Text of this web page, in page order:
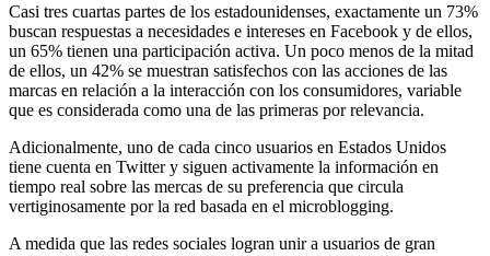
Casi tres cuartas partes de los estadounidenses, exactamente un 73%
buscan respuestas a necesidades e intereses en Facebook y de ellos,
un 65% tienen una participación activa. Un poco menos de la mitad
de ellos, un 42% se muestran satisfechos con las acciones de las
marcas en relación a la interacción con los consumidores, variable
que es considerada como una de las primeras por relevancia.
Adicionalmente, uno de cada cinco usuarios en Estados Unidos
tiene cuenta en Twitter y siguen activamente la información en
tiempo real sobre las mercas de su preferencia que circula
vertiginosamente por la red basada en el microblogging.
A medida que las redes sociales logran unir a usuarios de gran